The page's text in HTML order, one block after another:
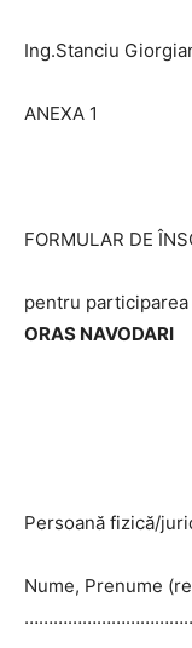
Ing.Stanciu
ANEXA 1
FORMULAR DE
pentru
ORAS NAVODARI
Persoană fizică/
Nume, Prenume